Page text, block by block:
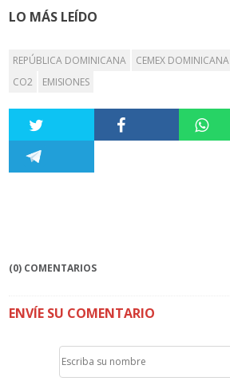
LO MÁS LEÍDO
REPÚBLICA DOMINICANA CEMEX DOMINICANA
CO2
EMISIONES
(0) COMENTARIOS
ENVÍE SU COMENTARIO